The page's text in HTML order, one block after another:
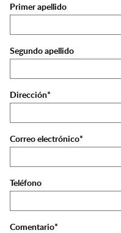
Primer apellido
Segundo apellido
Dirección*
Correo electrónico*
Teléfono
Comentario*